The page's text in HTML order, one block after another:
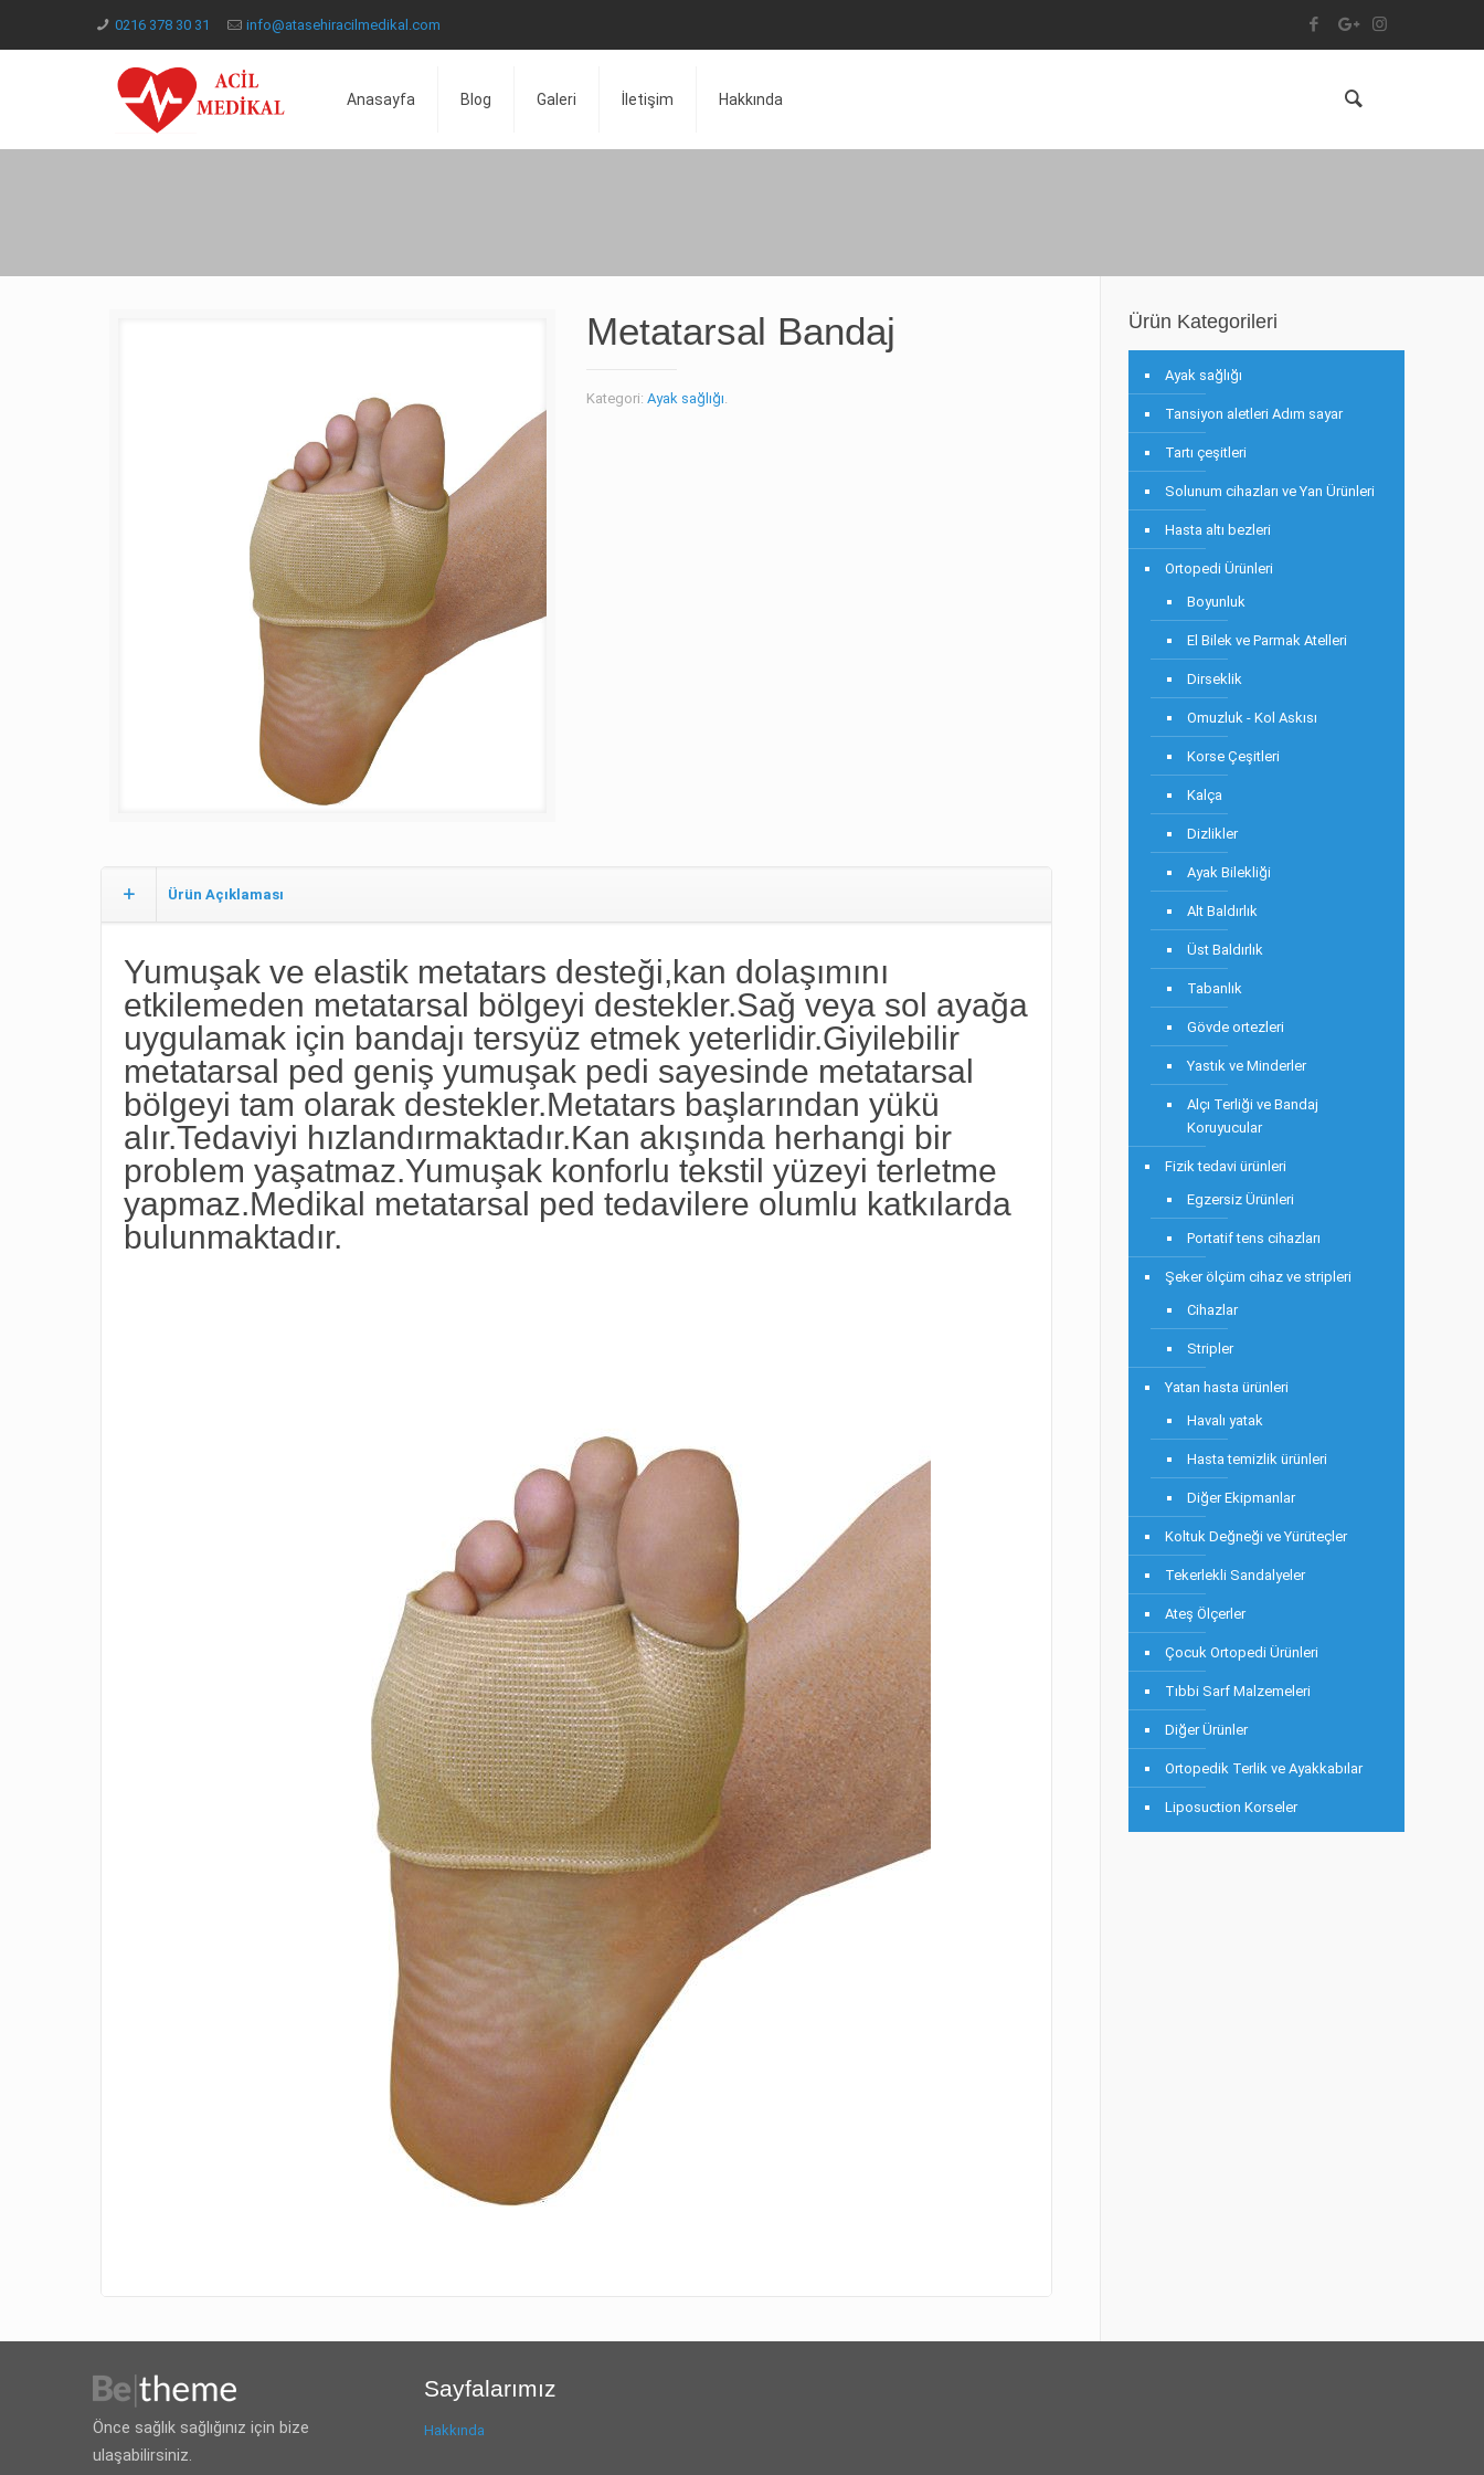
0216 378 30 31 info@atasehiracilmedikal.com
Anasayfa Blog Galeri İletişim Hakkında
Metatarsal Bandaj
Kategori: Ayak sağlığı.
Ürün Açıklaması
Yumuşak ve elastik metatars desteği,kan dolaşımını
etkilemeden metatarsal bölgeyi destekler.Sağ veya sol ayağa
uygulamak için bandajı tersyüz etmek yeterlidir.Giyilebilir
metatarsal ped geniş yumuşak pedi sayesinde metatarsal
bölgeyi tam olarak destekler.Metatars başlarından yükü
alır.Tedaviyi hızlandırmaktadır.Kan akışında herhangi bir
problem yaşatmaz.Yumuşak konforlu tekstil yüzeyi terletme
yapmaz.Medikal metatarsal ped tedavilere olumlu katkılarda
bulunmaktadır.
Ürün Kategorileri
Ayak sağlığı
Tansiyon aletleri Adım sayar
Tartı çeşitleri
Solunum cihazları ve Yan Ürünleri
Hasta altı bezleri
Ortopedi Ürünleri
Boyunluk
El Bilek ve Parmak Atelleri
Dirseklik
Omuzluk - Kol Askısı
Korse Çeşitleri
Kalça
Dizlikler
Ayak Bilekliği
Alt Baldırlık
Üst Baldırlık
Tabanlık
Gövde ortezleri
Yastık ve Minderler
Alçı Terliği ve Bandaj
Koruyucular
Fizik tedavi ürünleri
Egzersiz Ürünleri
Portatif tens cihazları
Şeker ölçüm cihaz ve stripleri
Cihazlar
Stripler
Yatan hasta ürünleri
Havalı yatak
Hasta temizlik ürünleri
Diğer Ekipmanlar
Koltuk Değneği ve Yürüteçler
Tekerlekli Sandalyeler
Ateş Ölçerler
Çocuk Ortopedi Ürünleri
Tıbbi Sarf Malzemeleri
Diğer Ürünler
Ortopedik Terlik ve Ayakkabılar
Liposuction Korseler
Önce sağlık sağlığınız için bize
ulaşabilirsiniz.
Sayfalarımız
Hakkında